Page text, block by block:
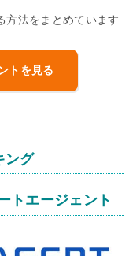
方法をまとめています
トを見る
ング
トエージェント